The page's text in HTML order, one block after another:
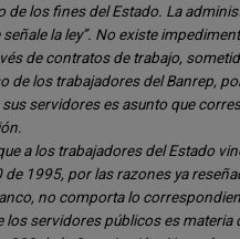
de los fines del Estado. La
la ley”. No existe
de contratos de trabajo,
de los trabajadores del Banrep,
servidores es asunto que
a los trabajadores del Estado
1995, por las razones ya
no comporta lo
servidores públicos es